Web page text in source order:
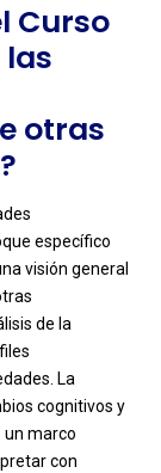
Curso
otras
específico
visión general
de la
La
cognitivos y
un marco
con